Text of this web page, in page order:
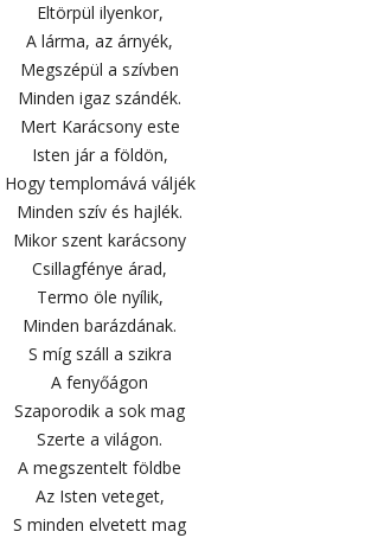
Eltörpül ilyenkor,
A lárma, az árnyék,
Megszépül a szívben
Minden igaz szándék.
Mert Karácsony este
Isten jár a földön,
Hogy templomává váljék
Minden szív és hajlék.
Mikor szent karácsony
Csillagfénye árad,
Termo öle nyílik,
Minden barázdának.
S míg száll a szikra
A fenyőágon
Szaporodik a sok mag
Szerte a világon.
A megszentelt földbe
Az Isten veteget,
S minden elvetett mag